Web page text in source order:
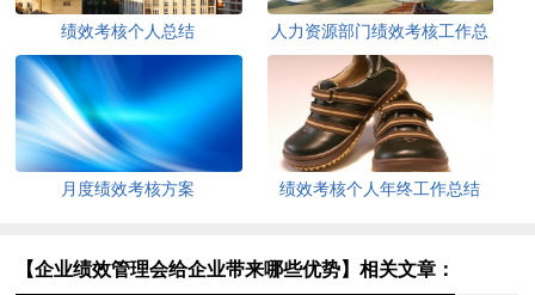
绩效考核个人总结
人力资源部门绩效考核工作总
结5篇
月度绩效考核方案 绩效考核个人年终工作总结
【企业绩效管理会给企业带来哪些优势】相关文章：